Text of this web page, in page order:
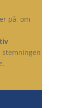
på, om
stemningen